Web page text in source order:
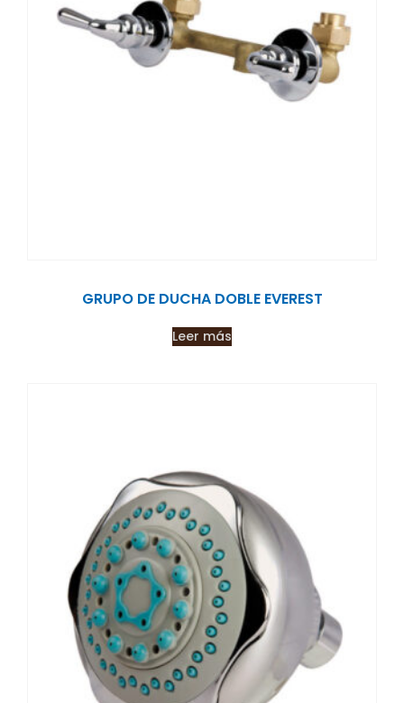
GRUPO DE DUCHA DOBLE EVEREST
Leer más